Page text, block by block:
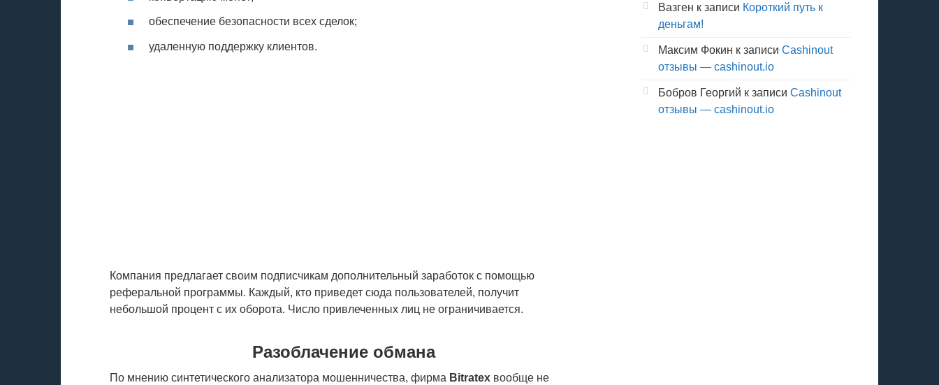
обеспечение безопасности всех сделок;
удаленную поддержку клиентов.
Компания предлагает своим подписчикам дополнительный заработок с помощью
реферальной программы. Каждый, кто приведет сюда пользователей, получит
небольшой процент с их оборота. Число привлеченных лиц не ограничивается.
Разоблачение обмана
По мнению синтетического анализатора мошенничества, фирма Bitratex вообще не
Вазген к записи Короткий путь к
деньгам!
Максим Фокин к записи Cashinout
отзывы — cashinout.io
Бобров Георгий к записи Cashinout
отзывы — cashinout.io